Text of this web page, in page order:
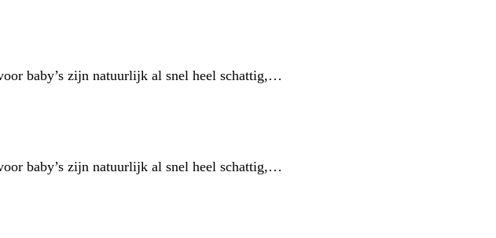
baby’s zijn natuurlijk al snel heel schattig,…
baby’s zijn natuurlijk al snel heel schattig,…